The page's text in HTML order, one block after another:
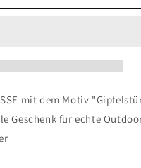
mit dem Motiv
Geschenk für echte